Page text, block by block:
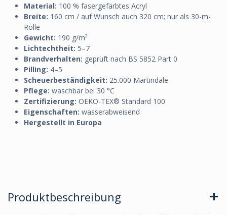
Material: 100 % fasergefärbtes Acryl
Breite: 160 cm / auf Wunsch auch 320 cm; nur als 30-m-
Rolle
Gewicht: 190 g/m²
Lichtechtheit: 5–7
Brandverhalten: geprüft nach BS 5852 Part 0
Pilling: 4–5
Scheuerbeständigkeit: 25.000 Martindale
Pflege: waschbar bei 30 °C
Zertifizierung: OEKO-TEX® Standard 100
Eigenschaften: wasserabweisend
Hergestellt in Europa
Produktbeschreibung